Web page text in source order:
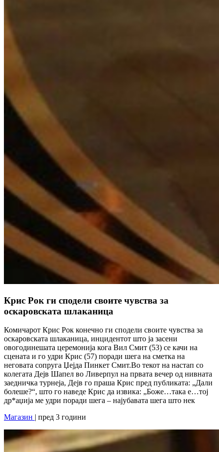
Крис Рок ги сподели своите чувства за
оскаровската шлаканица
Комичарот Крис Рок конечно ги сподели своите чувства за
оскаровската шлаканица, инцидентот што ја засени
овогодинешата церемонија кога Вил Смит (53) се качи на
сцената и го удри Крис (57) поради шега на сметка на
неговата сопруга Џејда Пинкет Смит.Во текот на настап со
колегата Дејв Шапел во Ливерпул на првата вечер од нивната
заедничка турнеја, Дејв го праша Крис пред публиката: „Дали
болеше?“, што го наведе Крис да извика: „Боже…така е…тој
др*аџија ме удри поради шега – најубавата шега што нек
Магазин | пред 3 години